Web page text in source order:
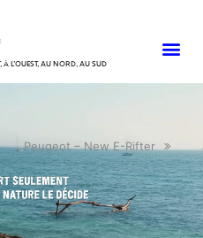
À L’OUEST, AU NORD, AU SUD
Peugeot – New E-Rifter